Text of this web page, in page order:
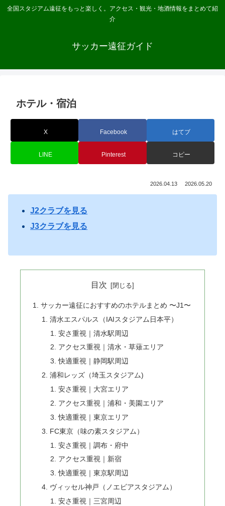
全国スタジアム遠征をもっと楽しく。アクセス・観光・地酒情報をまとめて紹
介
サッカー遠征ガイド
ホテル・宿泊
X Facebook はてブ
LINE Pinterest コピー
2026.04.13 2026.05.20
J2クラブを見る
J3クラブを見る
目次
サッカー遠征におすすめのホテルまとめ 〜J1〜
清水エスパルス（IAIスタジアム日本平）
安さ重視｜清水駅周辺
アクセス重視｜清水・草薙エリア
快適重視｜静岡駅周辺
浦和レッズ（埼玉スタジアム)
安さ重視｜大宮エリア
アクセス重視｜浦和・美園エリア
快適重視｜東京エリア
FC東京（味の素スタジアム）
安さ重視｜調布・府中
アクセス重視｜新宿
快適重視｜東京駅周辺
ヴィッセル神戸（ノエビアスタジアム）
安さ重視｜三宮周辺